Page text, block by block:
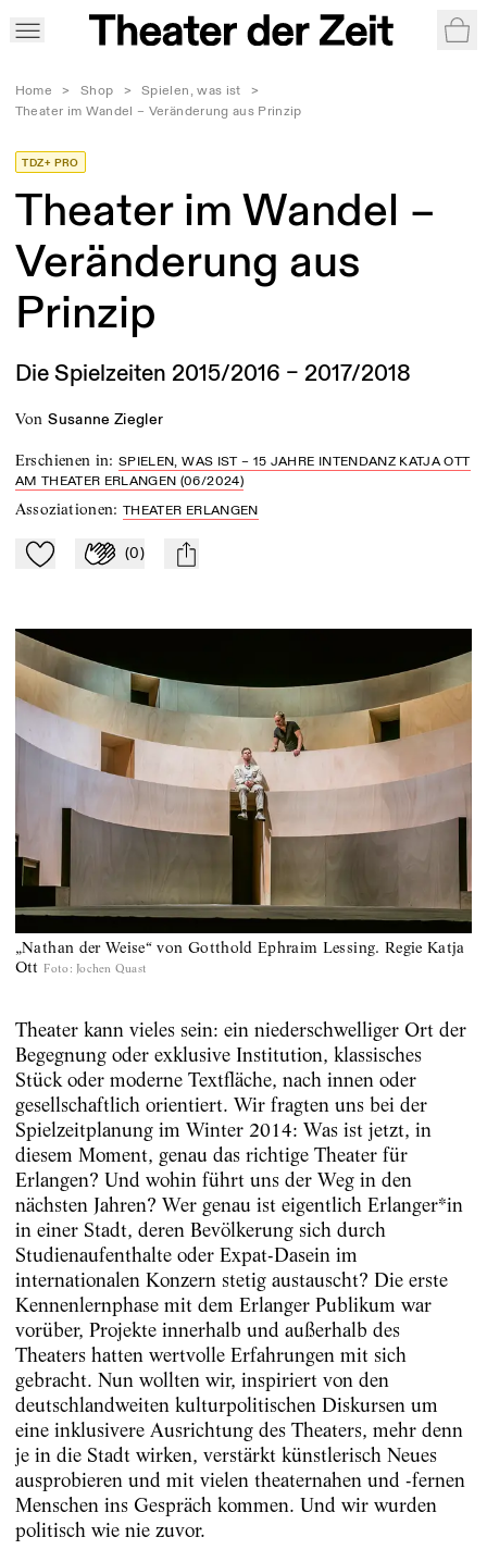
Home > Shop > Spielen, was ist
>
Theater im Wandel – Veränderung aus Prinzip
TDZ+ PRO
Theater im Wandel –
Veränderung aus
Prinzip
Die Spielzeiten 2015/2016 – 2017/2018
von Susanne Ziegler
Erschienen in:SPIELEN, WAS IST – 15 JAHRE INTENDANZ KATJA OTT
AM THEATER ERLANGEN (06/2024)
Assoziationen:THEATER ERLANGEN
Zu Mein-TdZ hinzufügen
Applaudieren
(0) mail
„Nathan der Weise“ von Gotthold Ephraim Lessing. Regie Katja
Ott Foto: Jochen Quast
Theater kann vieles sein: ein niederschwelliger Ort der
Begegnung oder exklusive Institution, klassisches
Stück oder moderne Textfläche, nach innen oder
gesellschaftlich orientiert. Wir fragten uns bei der
Spielzeitplanung im Winter 2014: Was ist jetzt, in
diesem Moment, genau das richtige Theater für
Erlangen? Und wohin führt uns der Weg in den
nächsten Jahren? Wer genau ist eigentlich Erlanger*in
in einer Stadt, deren Bevölkerung sich durch
Studienaufenthalte oder Expat-Dasein im
internationalen Konzern stetig austauscht? Die erste
Kennenlernphase mit dem Erlanger Publikum war
vorüber, Projekte innerhalb und außerhalb des
Theaters hatten wertvolle Erfahrungen mit sich
gebracht. Nun wollten wir, inspiriert von den
deutschlandweiten kulturpolitischen Diskursen um
eine inklusivere Ausrichtung des Theaters, mehr denn
je in die Stadt wirken, verstärkt künstlerisch Neues
ausprobieren und mit vielen theaternahen und -fernen
Menschen ins Gespräch kommen. Und wir wurden
politisch wie nie zuvor.